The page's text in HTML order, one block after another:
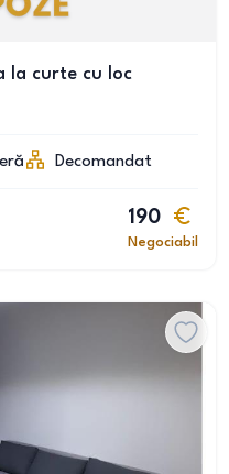
la curte cu loc
Decomandat
190
Negociabil